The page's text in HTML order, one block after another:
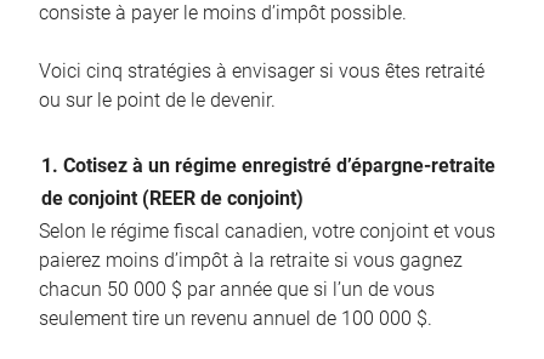
consiste à payer le moins d’impôt possible.
Voici cinq stratégies à envisager si vous êtes retraité
ou sur le point de le devenir.
1. Cotisez à un régime enregistré d’épargne-retraite
de conjoint (REER de conjoint)
Selon le régime fiscal canadien, votre conjoint et vous
paierez moins d’impôt à la retraite si vous gagnez
chacun 50 000 $ par année que si l’un de vous
seulement tire un revenu annuel de 100 000 $.